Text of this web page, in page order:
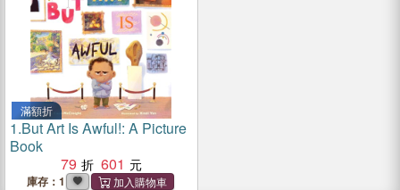
滿額折
1.But Art Is Awful!: A Picture
Book
79
601
庫存：1